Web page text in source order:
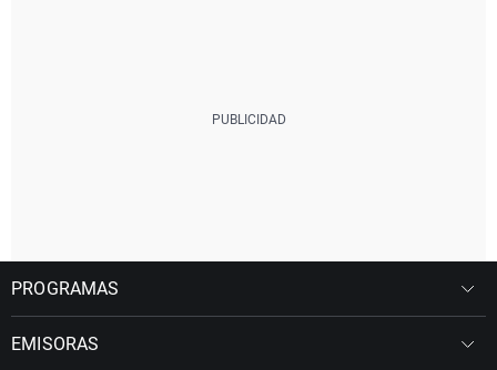
PROGRAMAS
EMISORAS